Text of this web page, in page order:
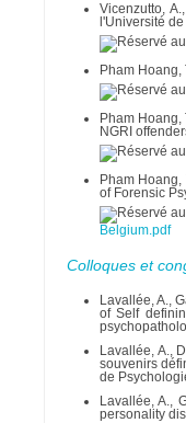
Vicenzutto,
l'Université
Pham
Pham
NGRI
Pham
of Forensic
Belgium.pdf
Colloques et
Lavallée, A.,
of Self
Lavallée, A.,
souvenirs
de
Lavallée, A.,
personality